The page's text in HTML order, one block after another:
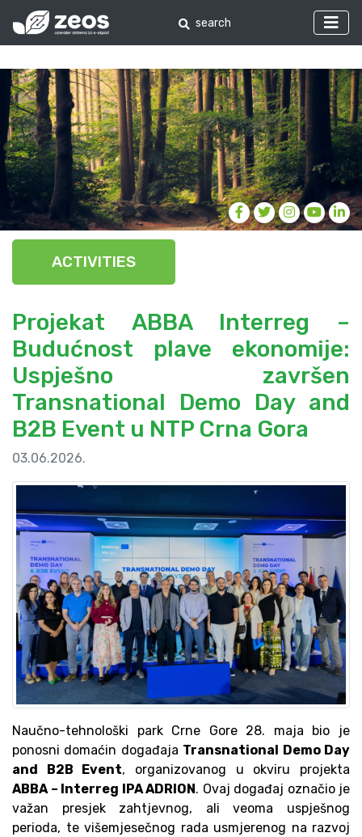
ACTIVITIES
Projekat ABBA Interreg –
Budućnost plave ekonomije:
Uspješno završen
Transnational Demo Day and
B2B Event u NTP Crna Gora
03.06.2026.
Naučno-tehnološki park Crne Gore 28. maja bio je
ponosni domaćin događaja Transnational Demo Day
and B2B Event, organizovanog u okviru projekta
ABBA – Interreg IPA ADRION . Ovaj događaj označio je
važan presjek zahtjevnog, ali veoma uspješnog
perioda, te višemjesečnog rada usmjerenog na razvoj